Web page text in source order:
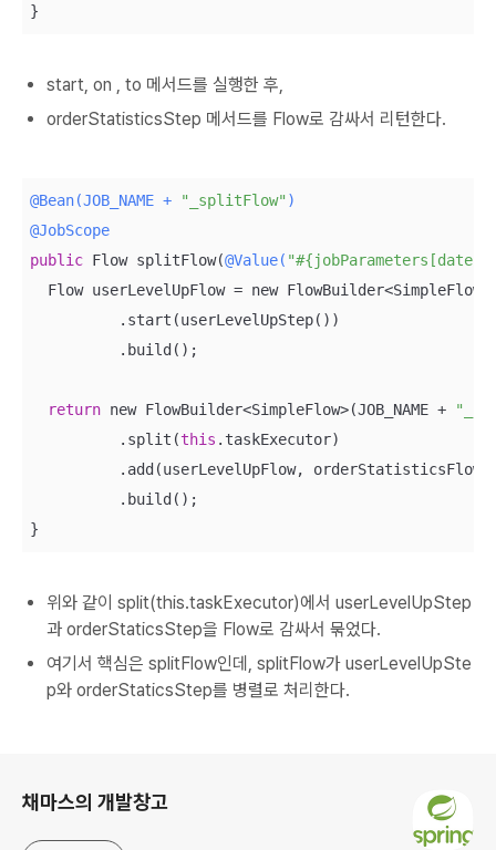
}
start, on , to 메서드를 실행한 후,
orderStatisticsStep 메서드를 Flow로 감싸서 리턴한다.
@Bean(JOB_NAME + "_splitFlow" )
@JobScope
public Flow splitFlow(@Value(
Flow userLevelUpFlow = new
          .start(userLevelUpStep())
          .build();
return new FlowBuilder<SimpleFlow>(JOB_NAME +
          .split(
this .taskExecutor)
.add(userLevelUpFlow,
          .build();
}
위와 같이 split(this.taskExecutor)에서 userLevelUpStep
과 orderStaticsStep을 Flow로 감싸서 묶었다.
여기서 핵심은 splitFlow인데, splitFlow가 userLevelUpSte
p와 orderStaticsStep를 병렬로 처리한다.
채마스의 개발창고